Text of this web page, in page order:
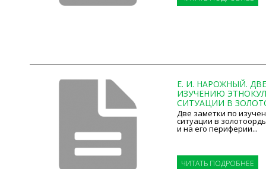
Е. И. НАРОЖНЫЙ.
ИЗУЧЕНИЮ
СИТУАЦИИ В
Две заметки по
ситуации в
и на его периферии...
ЧИТАТЬ ПОДРОБНЕЕ